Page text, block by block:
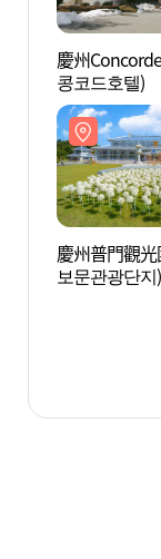
慶州
콩코드호텔)
慶州普門觀
보문관광단지)